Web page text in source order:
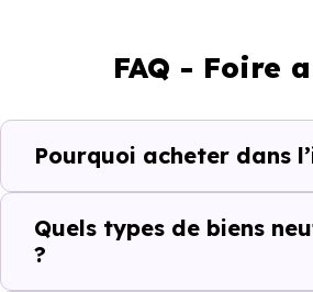
Maison
Ces
Neuilly-
Le parc
FAQ - Foire
Pourquoi acheter dans
Quels types de biens
?